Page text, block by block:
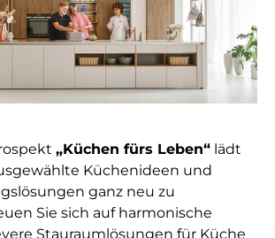
„Küchen fürs Leben“ lädt
Küchenideen und
ganz neu zu
Sie sich auf harmonische
Stauraumlösungen für Küche